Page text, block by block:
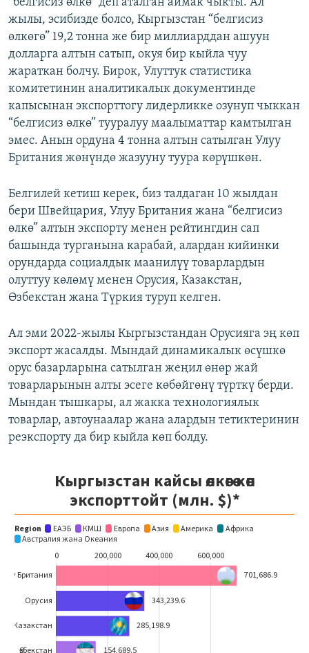
жылы, эсибизде болсо, Кыргызстан “белгисиз
өлкөгө” 19,2 тонна же бир миллиарддан ашуун
долларга алтын сатып, окуя бир кыйла чуу
жараткан болчу. Бирок, Улуттук статистика
комитетинин аналитикалык документинде
капысынан экспорттогу лидерликке озунуп чыккан
“белгисиз өлкө” тууралуу маалыматтар камтылган
эмес. Анын ордуна 4 тонна алтын сатылган Улуу
Британия жөнүндө жазууну туура көрүшкөн.
Белгилей кетиш керек, биз талдаган 10 жылдан
бери Швейцария, Улуу Британия жана “белгисиз
өлкө” алтын экспорту менен рейтингдин сап
башында турганына карабай, алардан кийинки
орундарда социалдык маанилүү товарлардын
олуттуу көлөмү менен Орусия, Казакстан,
Өзбекстан жана Түркия туруп келген.
Ал эми 2022-жылы Кыргызстандан Орусияга эң көп
экспорт жасалды. Мындай динамикалык өсүшкө
орус базарларына сатылган жеңил өнөр жай
товарларынын алты эсеге көбөйгөнү түрткү берди.
Мындан тышкары, ал жакка технологиялык
товарлар, автоунаалар жана алардын тетиктеринин
реэкспорту да бир кыйла көп болду.